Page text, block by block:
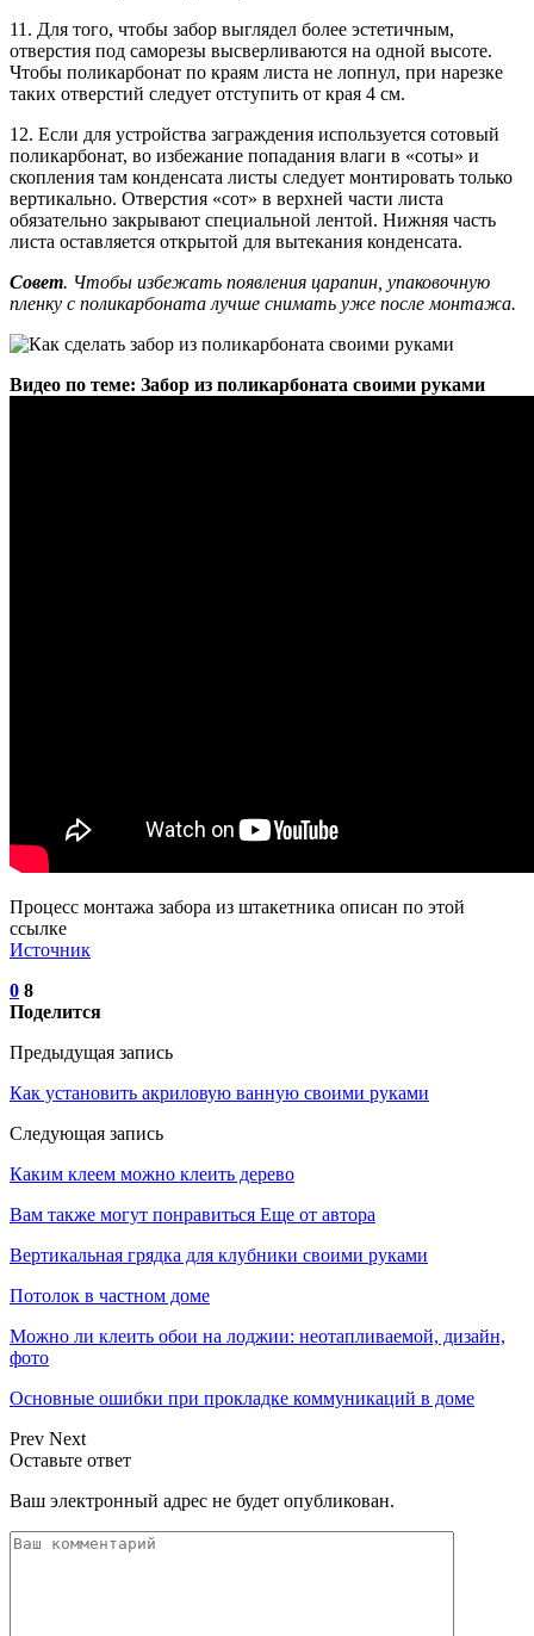
11. Для того, чтобы забор выглядел более эстетичным,
отверстия под саморезы высверливаются на одной высоте.
Чтобы поликарбонат по краям листа не лопнул, при нарезке
таких отверстий следует отступить от края 4 см.
12. Если для устройства заграждения используется сотовый
поликарбонат, во избежание попадания влаги в «соты» и
скопления там конденсата листы следует монтировать только
вертикально. Отверстия «сот» в верхней части листа
обязательно закрывают специальной лентой. Нижняя часть
листа оставляется открытой для вытекания конденсата.
Совет. Чтобы избежать появления царапин, упаковочную
пленку с поликарбоната лучше снимать уже после монтажа.
Видео по теме: Забор из поликарбоната своими руками
Процесс монтажа забора из штакетника описан по этой
ссылке
Источник
0 8
Поделится
Предыдущая запись
Как установить акриловую ванную своими руками
Следующая запись
Каким клеем можно клеить дерево
Вам также могут понравиться Еще от автора
Вертикальная грядка для клубники своими руками
Потолок в частном доме
Можно ли клеить обои на лоджии: неотапливаемой, дизайн,
фото
Основные ошибки при прокладке коммуникаций в доме
Prev Next
Оставьте ответ
Ваш электронный адрес не будет опубликован.